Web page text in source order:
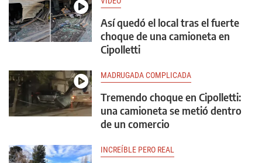
Así quedó el local tras el fuerte
choque de una camioneta en
Cipolletti
MADRUGADA COMPLICADA
Tremendo choque en Cipolletti:
una camioneta se metió dentro
de un comercio
INCREÍBLE PERO REAL